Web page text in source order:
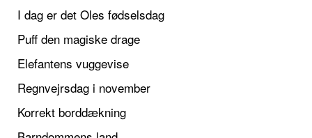
I dag er det Oles fødselsdag
Puff den magiske drage
Elefantens vuggevise
Regnvejrsdag i november
Korrekt borddækning